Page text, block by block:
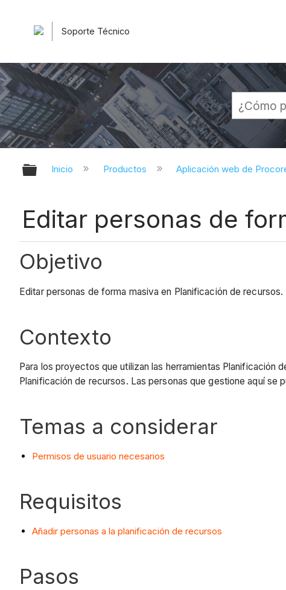
Soporte Técnico
Expandir/contraer jerarquía global
Inicio Productos Aplicación web de
Editar personas de
Objetivo
Editar personas de forma masiva en Planificación de recursos.
Contexto
Para los proyectos que utilizan las herramientas Planificación
Planificación de recursos. Las personas que gestione aquí se
Temas a considerar
Permisos de usuario necesarios
Requisitos
Añadir personas a la planificación de recursos
Pasos